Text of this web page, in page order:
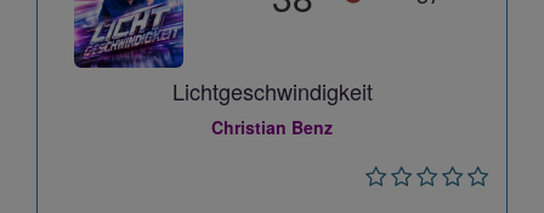
Lichtgeschwindigkeit
Christian Benz